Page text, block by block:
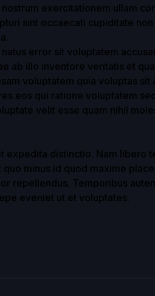
exercitationem ullam
sint occaecati cupiditate
error sit voluptatem
ab illo inventore veritatis et
voluptatem quia voluptas sit
eos qui ratione voluptatem
velit esse quam nihil
expedita distinctio. Nam libero
minus id quod maxime
repellendus. Temporibus
eveniet ut et voluptates.